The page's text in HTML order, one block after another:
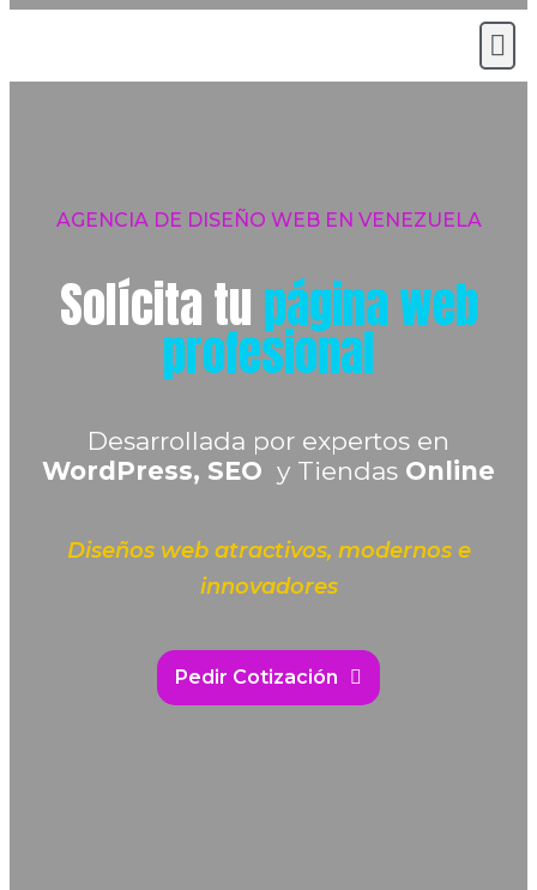
AGENCIA DE DISEÑO WEB EN VENEZUELA
Solícita tu página web
profesional
Desarrollada por expertos en
WordPress, SEO y Tiendas Online
Diseños web atractivos, modernos e
innovadores
Pedir Cotización